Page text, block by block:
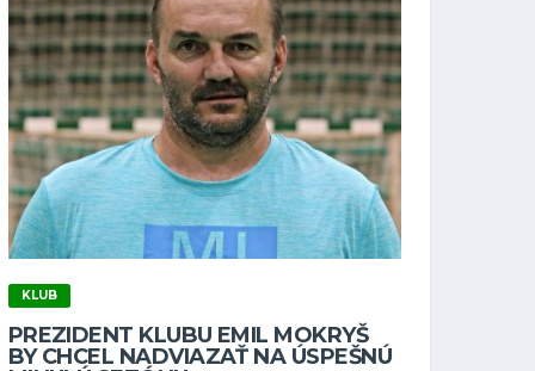
KLUB
PREZIDENT KLUBU EMIL MOKRYŠ
BY CHCEL NADVIAZAŤ NA ÚSPEŠNÚ